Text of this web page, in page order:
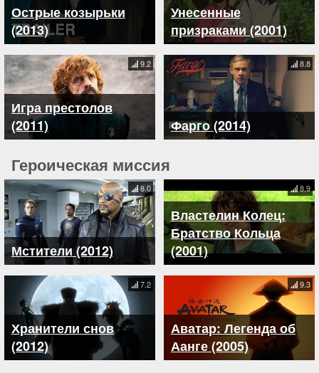
Острые козырьки
(2013)
Унесенные
призраками (2001)
Игра престолов
(2011)
9.2
Фарго (2014)
8.8
Героическая миссия
Мстители (2012)
8.0
Властелин Колец:
Братство Кольца
(2001)
8.9
Хранители снов
(2012)
7.2
Аватар: Легенда об
Аанге (2005)
9.3